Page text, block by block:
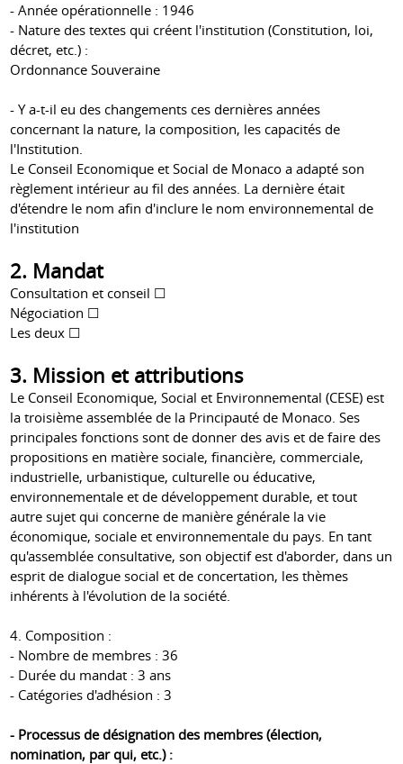
- Année opérationnelle : 1946
- Nature des textes qui créent l'institution (Constitution, loi,
décret, etc.) :
Ordonnance Souveraine
- Y a-t-il eu des changements ces dernières années
concernant la nature, la composition, les capacités de
l'Institution.
Le Conseil Economique et Social de Monaco a adapté son
règlement intérieur au fil des années. La dernière était
d'étendre le nom afin d'inclure le nom environnemental de
l'institution
2. Mandat
Consultation et conseil ☐
Négociation ☐
Les deux ☐
3. Mission et attributions
Le Conseil Economique, Social et Environnemental (CESE) est
la troisième assemblée de la Principauté de Monaco. Ses
principales fonctions sont de donner des avis et de faire des
propositions en matière sociale, financière, commerciale,
industrielle, urbanistique, culturelle ou éducative,
environnementale et de développement durable, et tout
autre sujet qui concerne de manière générale la vie
économique, sociale et environnementale du pays. En tant
qu'assemblée consultative, son objectif est d'aborder, dans un
esprit de dialogue social et de concertation, les thèmes
inhérents à l'évolution de la société.
4. Composition :
- Nombre de membres : 36
- Durée du mandat : ​​3 ans
- Catégories d'adhésion : 3
- Processus de désignation des membres (élection,
nomination, par qui, etc.) :